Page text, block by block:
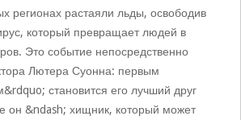
регионах растаяли льды, освободив
который превращает людей в
Это событие непосредственно
Лютера Суонна: первым
становится его лучший друг
он &ndash; хищник, который может